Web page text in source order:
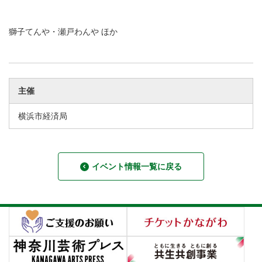
獅子てんや・瀬戸わんや ほか
主催
横浜市経済局
イベント情報一覧に戻る